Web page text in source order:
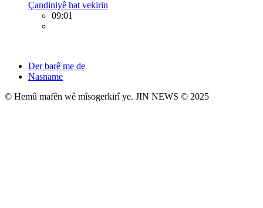
Çandiniyê hat vekirin
09:01
Der barê me de
Nasname
© Hemû mafên wê mîsogerkirî ye. JIN NEWS © 2025